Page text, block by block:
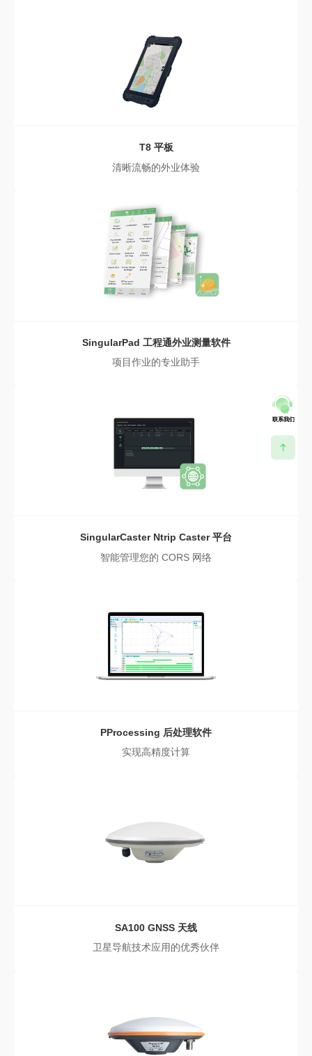
T8 平板
清晰流畅的外业体验
SingularPad 工程通外业测量软件
项目作业的专业助手
SingularCaster Ntrip Caster 平台
智能管理您的 CORS 网络
PProcessing 后处理软件
实现高精度计算
SA100 GNSS 天线
卫星导航技术应用的优秀伙伴
联系我们